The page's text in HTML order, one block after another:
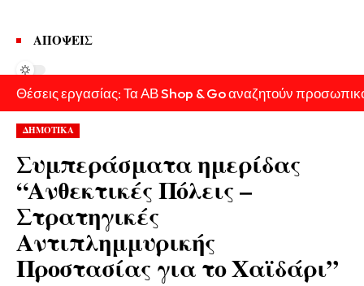
ΑΠΟΨΕΙΣ
Θέσεις εργασίας: Τα ΑΒ Shop & Go αναζητούν
ΔΗΜΟΤΙΚΑ
Συμπεράσματα ημερίδας
“Ανθεκτικές Πόλεις –
Στρατηγικές
Αντιπλημμυρικής
Προστασίας για το Χαϊδάρι”